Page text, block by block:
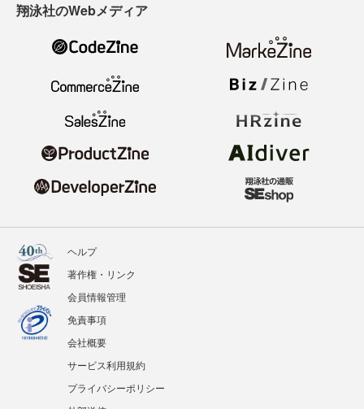
翔泳社のWebメディア
ヘルプ
著作権・リンク
会員情報管理
免責事項
会社概要
サービス利用規約
プライバシーポリシー